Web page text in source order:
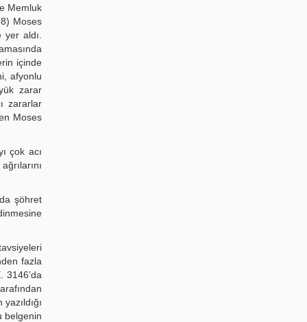
Memluk
Moses
aldı.
içinde
afyonlu
zarar
zararlar
Moses
çok acı
şöhret
fazla
3146’da
belgenin